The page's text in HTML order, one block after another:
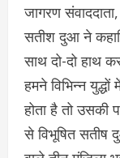
जागरण
सतीश दुआ ने
साथ दो-दो हाथ
हमने विभिन्न
होता है तो उसकी
से विभूषित सतीष